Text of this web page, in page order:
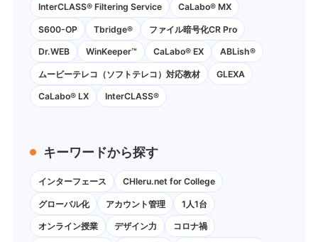
InterCLASS®︎ Filtering Service CaLabo® MX
S600-OP Tbridge® ファイル暗号化CR Pro
Dr.WEB WinKeeper™ CaLabo® EX ABLish®
ムービーテレコ（ソフトテレコ）対応教材 GLEXA
CaLabo® LX InterCLASS®
キーワードから探す
インターフェース CHIeru.net for College
グローバル化 アカウント管理 1人1台
オンライン授業 デザイン力 コロナ禍